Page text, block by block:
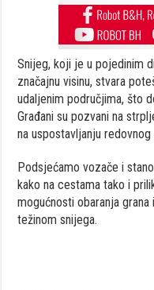
Snijeg, koji je u pojedinim
značajnu visinu, stvara
udaljenim područjima, što
Građani su pozvani na
na uspostavljanju redovnog
Podsjećamo vozače i
kako na cestama tako i
mogućnosti obaranja
težinom snijega.